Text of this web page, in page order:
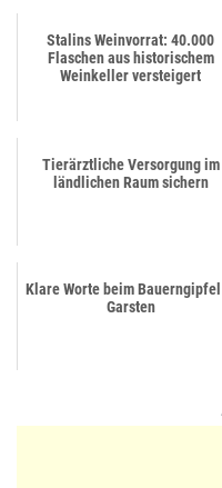
Stalins Weinvorrat: 40.000
Flaschen aus historischem
Weinkeller versteigert
Tierärztliche Versorgung im
ländlichen Raum sichern
Klare Worte beim
Garsten